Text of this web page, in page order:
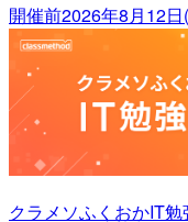
開催前2026年8月12日
クラメソふくおかIT